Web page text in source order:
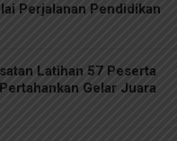
Perjalanan Pendidikan
Latihan 57 Peserta
Gelar Juara